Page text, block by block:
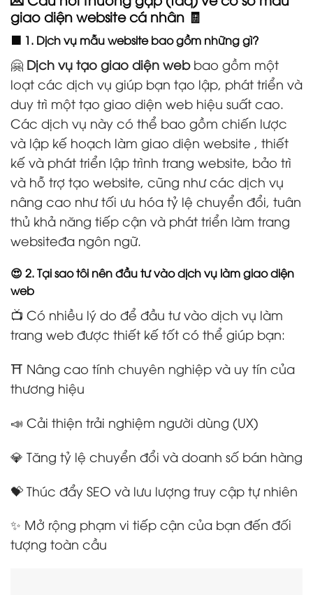
giao diện website cá nhân 🧾
🟧 1. Dịch vụ mẫu website bao gồm những gì?
🤗 Dịch vụ tạo giao diện webbao gồm một
loạt các dịch vụ giúp bạn tạo lập, phát triển và
duy trì một tạo giao diện web hiệu suất cao.
Các dịch vụ này có thể bao gồm chiến lược
và lập kế hoạch làm giao diện website , thiết
kế và phát triển lập trình trang website, bảo trì
và hỗ trợ tạo website, cũng như các dịch vụ
nâng cao như tối ưu hóa tỷ lệ chuyển đổi, tuân
thủ khả năng tiếp cận và phát triển làm trang
websiteđa ngôn ngữ.
😍 2. Tại sao tôi nên đầu tư vào dịch vụ làm giao diện
web
📺 Có nhiều lý do để đầu tư vào dịch vụ làm
trang web được thiết kế tốt có thể giúp bạn:
⛩️ Nâng cao tính chuyên nghiệp và uy tín của
thương hiệu
📣 Cải thiện trải nghiệm người dùng (UX)
💎 Tăng tỷ lệ chuyển đổi và doanh số bán hàng
💝 Thúc đẩy SEO và lưu lượng truy cập tự nhiên
✨ Mở rộng phạm vi tiếp cận của bạn đến đối
tượng toàn cầu